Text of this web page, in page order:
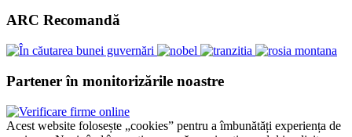
ARC Recomandă
Partener în monitorizările noastre
Acest website folosește „cookies” pentru a îmbunătăți experiența de